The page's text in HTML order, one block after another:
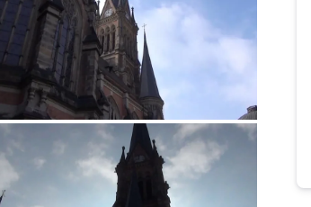
von Klaus